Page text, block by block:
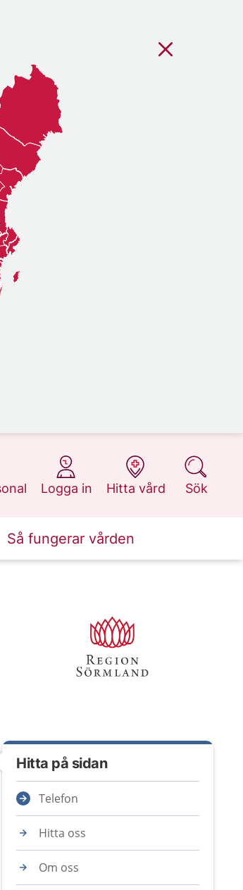
Logga in
på 1177.se
Hitta vård
på 1177.se
Sök
på 1177.se
Så fungerar vården
Hitta på sidan
Telefon
Hitta oss
Om oss